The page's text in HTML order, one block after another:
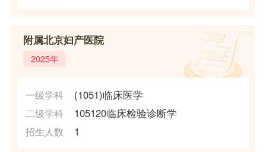
附属北京妇产医院
2025年
一级学科 (1051)临床医学
二级学科 105120临床检验诊断学
招生人数 1